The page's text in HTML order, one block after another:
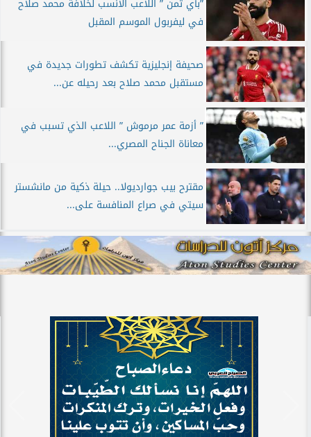
”بأي ثمن ” اللاعب الأنسب لخلافة محمد صلاح
في ليفربول الموسم المقبل
صحيفة إنجليزية تكشف تطورات جديدة في
مستقبل محمد صلاح بعد رحيله عن...
” أزمة عمر مرموش ” اللاعب الذي تسبب في
معاناة الجناح المصري...
مقترح بيب جوارديولا.. حيلة ذكية من مانشستر
سيتي في صراع المنافسة على...